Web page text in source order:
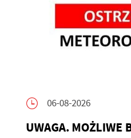
06-08-2026
UWAGA. MOŻLIWE